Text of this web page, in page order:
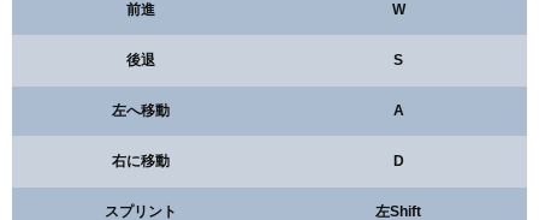
青(B) 224
前進 W
後退 S
左へ移動 A
右に移動 D
スプリント 左Shift